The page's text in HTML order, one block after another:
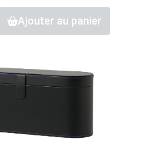
Ajouter au panier